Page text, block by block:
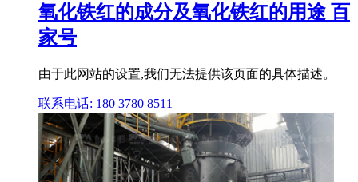
氧化铁红的成分及氧化铁红的用途 百
家号
由于此网站的设置,我们无法提供该页面的具体描述。
联系电话: 180 3780 8511